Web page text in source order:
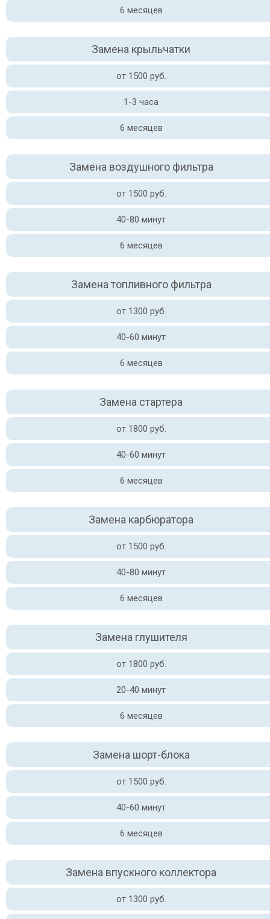
6 месяцев
Замена крыльчатки
от 1500 руб.
1-3 часа
6 месяцев
Замена воздушного фильтра
от 1500 руб.
40-80 минут
6 месяцев
Замена топливного фильтра
от 1300 руб.
40-60 минут
6 месяцев
Замена стартера
от 1800 руб.
40-60 минут
6 месяцев
Замена карбюратора
от 1500 руб.
40-80 минут
6 месяцев
Замена глушителя
от 1800 руб.
20-40 минут
6 месяцев
Замена шорт-блока
от 1500 руб.
40-60 минут
6 месяцев
Замена впускного коллектора
от 1300 руб.